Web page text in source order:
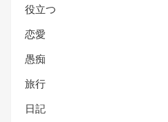
役立つ
恋愛
愚痴
旅行
日記